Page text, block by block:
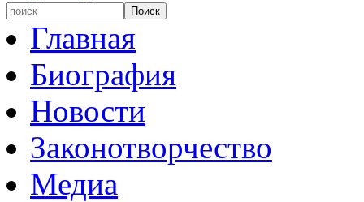
Поиск
Главная
Биография
Новости
Законотворчество
Медиа